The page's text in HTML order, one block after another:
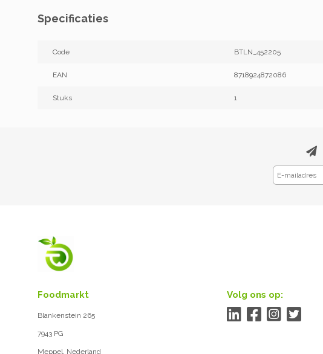
Specificaties
Code BTLN_452205
EAN 8718924872086
Stuks 1
Foodmarkt
Blankenstein 265
7943 PG
Meppel, Nederland
Volg ons op: